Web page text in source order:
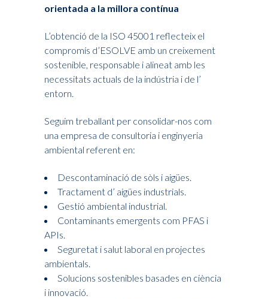
orientada a la millora contínua
L’obtenció de la ISO 45001 reflecteix el
compromís d’ESOLVE amb un creixement
sostenible, responsable i alineat amb les
necessitats actuals de la indústria i de l’
entorn.
Seguim treballant per consolidar-nos com
una empresa de consultoria i enginyeria
ambiental referent en:
Descontaminació de sòls i aigües.
Tractament d’ aigües industrials.
Gestió ambiental industrial.
Contaminants emergents com PFAS i
APIs.
Seguretat i salut laboral en projectes
ambientals.
Solucions sostenibles basades en ciència
i innovació.